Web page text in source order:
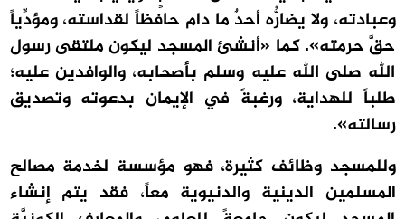
وعبادته، ولا يضارُّه أحدٌ ما دام حافظاً لقداسته، ومؤدِّياً
حقَّ حرمته». كما «أنشئ المسجد ليكون ملتقى رسول
الله صلى الله عليه وسلم بأصحابه، والوافدين عليه؛
طلباً للهداية، ورغبةً في الإيمان بدعوته وتصديق
رسالته».
وللمسجد وظائف كثيرة، فهو مؤسسة لخدمة مصالح
المسلمين الدينية والدنيوية معاً، فقد يتم إنشاء